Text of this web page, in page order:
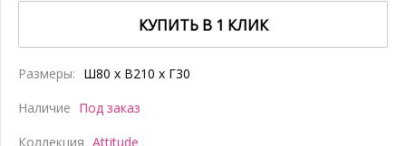
КУПИТЬ В 1 КЛИК
Размеры: Ш80 x В210 x Г30
Наличие Под заказ
Коллекция Attitude